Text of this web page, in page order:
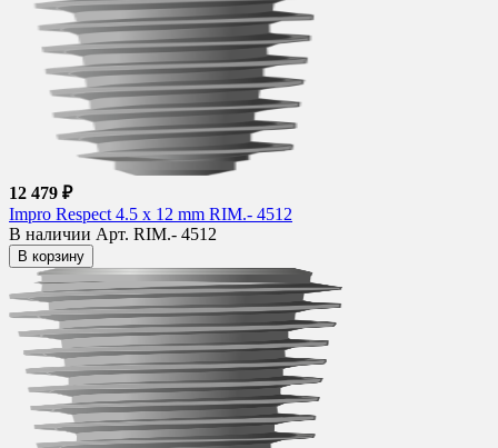
12 479 ₽
Impro Respect 4.5 x 12 mm RIM.- 4512
В наличии Арт. RIM.- 4512
В корзину